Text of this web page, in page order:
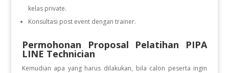
kelas private.
Konsultasi post event dengan trainer.
Permohonan Proposal Pelatihan PIPA
LINE Technician
Kemudian apa yang harus dilakukan, bila calon peserta ingin